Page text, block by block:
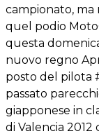
campionato, ma
quel podio
questa
nuovo regno
posto del pilota
passato
giapponese in
di Valencia